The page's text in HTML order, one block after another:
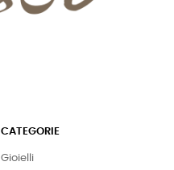
CATEGORIE
Gioielli